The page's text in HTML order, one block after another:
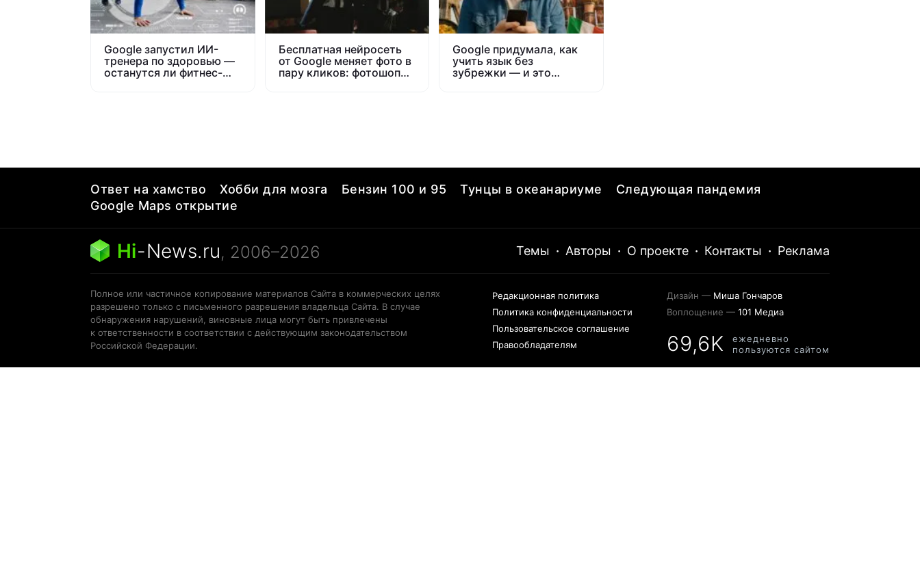
Google запустил ИИ-
тренера по здоровью —
останутся ли фитнес-
Бесплатная нейросеть
от Google меняет фото в
пару кликов: фотошоп
Google придумала, как
учить язык без
зубрежки — и это
Ответ на хамство Хобби для мозга Бензин 100 и 95 Тунцы в океанариуме
Следующая пандемия
Google Maps открытие
Hi-News.ru, 2006–2026 Темы · Авторы · О проекте · Контакты · Реклама
Полное или частичное копирование материалов Сайта в коммерческих целях
разрешено только с письменного разрешения владельца Сайта. В случае
обнаружения нарушений, виновные лица могут быть привлечены
к ответственности в соответствии с действующим законодательством
Российской Федерации.
Редакционная политика
Политика конфиденциальности
Пользовательское соглашение
Правообладателям
Дизайн — Миша Гончаров
Воплощение — 101 Медиа
69,6K
ежедневно
пользуются сайтом